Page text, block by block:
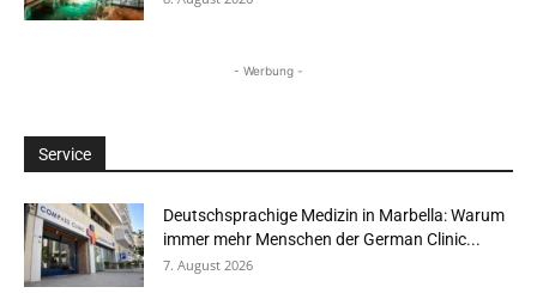
- Werbung -
Service
Deutschsprachige Medizin in Marbella: Warum
immer mehr Menschen der German Clinic...
7. August 2026